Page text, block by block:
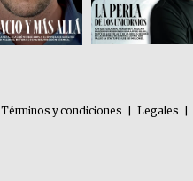
Términos y condiciones Legales